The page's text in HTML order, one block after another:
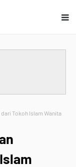
Tokoh Islam Wanita